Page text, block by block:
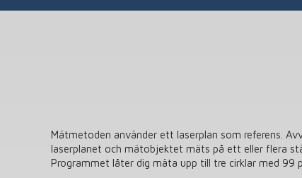
Mätmetoden använder ett laserplan som referens.
laserplanet och mätobjektet mäts på ett eller flera
Programmet låter dig mäta upp till tre cirklar med 99